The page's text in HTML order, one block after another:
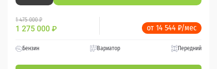
1 475 000 ₽
1 275 000 ₽ от 14 544 ₽/мес
Бензин Вариатор Передний